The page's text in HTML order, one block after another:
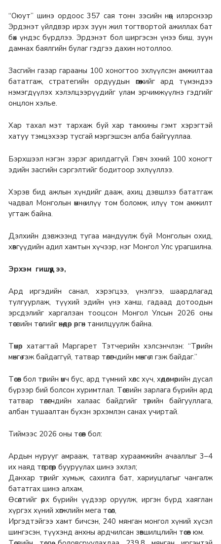
“Оюут” шинэ ордоос 357 сая тонн зэсийн нөөц илэрснээр
Эрдэнэт үйлдвэр ирэх зуун жил тогтвортой ажиллах бат
бөх үндэс бүрдлээ. Эрдэнэт бол ширгэсэн үнээ биш, зуун
дамнах баялгийн булаг гэдгээ дахин нотоллоо.
Засгийн газар гарааны 100 хоногтоо эхлүүлсэн амжилтаа
бататгаж, стратегийн ордуудын өгөөжийг ард түмэндээ
нэмэгдүүлэх хэлэлцээрүүдийг улам эрчимжүүлнэ гэдгийг
онцлон хэлье.
Хар тахал мэт тархаж буй хар тамхины гэмт хэрэгтэй
хатуу тэмцэхээр тусгай мэргэшсэн алба байгууллаа.
Бэрхшээл нэгэн зэрэг арилдаггүй. Гэвч эхний 100 хоногт
эдийн засгийн сэргэлтийг бодитоор эхлүүллээ.
Хэрэв бид ажлын хүндийг дааж, ахиц дэвшлээ бататгаж
чадвал Монголын өмнө илүү том боломж, илүү том амжилт
угтаж байна.
Дэлхийн дэвжээнд тугаа мандуулж буй Монголын охид,
хөвгүүдийн адил хамтын хүчээр, нэг Монгол Улс урагшилна.
Эрхэм гишүүд ээ,
Ард иргэдийн санал, хэрэгцээ, үнэлгээ, шаардлагад
тулгуурлаж, түүхий эдийн үнэ ханш, гадаад дотоодын
эрсдэлийг харгалзан тооцсон Монгол Улсын 2026 оны
төсвийн төслийг өнөөдөр өргөн танилцуулж байна.
Төмөр хатагтай Маргарет Тэтчерийн хэлсэнчлэн: “Төрийн
мөнгө гэж байдаггүй, татвар төлөгчдийн мөнгө л гэж байдаг.”
Төсөв бол төрийн өмч бус, ард түмний хөлс хүч, хөдөлмөрийн дусал
бүрээр бий болсон хуримтлал. Төсвийн зарлага бүрийн ард
татвар төлөгчдийн халаас байдгийг төрийн байгууллага,
албан тушаалтан бүхэн эрхэмлэн санах учиртай.
Тиймээс 2026 оны төсөв бол:
Ардын нурууг амрааж, татвар хураамжийн ачааллыг 3–4
их наяд төгрөгөөр бууруулах шинэ эхлэл;
Данхар төрийг хумьж, сахилга бат, хариуцлагыг чангалж
бататгах шинэ алхам,
Өсөлтийг өрх бүрийн үүдээр оруулж, иргэн бүрд хаяглан
хүргэх хүний хөгжлийн мега төсөл,
Иргэдтэйгээ хамт бичсэн, 240 мянган монгол хүний хүсэл
шингэсэн, түүхэнд анхны ардчилсан зөвшилцлийн төсөв юм.